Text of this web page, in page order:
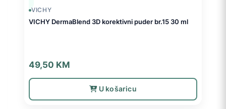
VICHY
VICHY DermaBlend 3D korektivni puder br.15 30 ml
49,50 KM
U košaricu